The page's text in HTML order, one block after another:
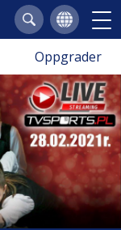
Oppgrader